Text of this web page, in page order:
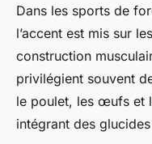
Dans les sports de
l’accent est mis sur les
construction
privilégient souvent
le poulet, les œufs et
intégrant des